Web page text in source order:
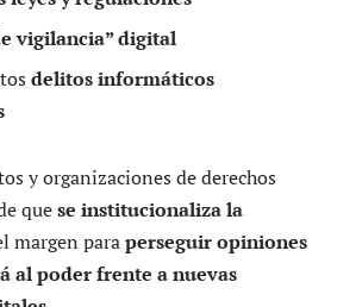
vigilancia” digital
delitos informáticos
y organizaciones de derechos
quese institucionaliza la
margen paraperseguir opiniones
al poder frente a nuevas